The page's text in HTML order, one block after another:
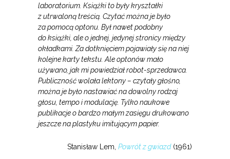
laboratorium. Książki to były kryształki
z utrwaloną treścią. Czytać można je było
za pomocą optonu. Był nawet podobny
do książki, ale o jednej, jedynej stronicy między
okładkami. Za dotknięciem pojawiały się na niej
kolejne karty tekstu. Ale optonów mało
używano, jak mi powiedział robot-sprzedawca.
Publiczność wolała lektony – czytały głośno,
można je było nastawiać na dowolny rodzaj
głosu, tempo i modulację. Tylko naukowe
publikacje o bardzo małym zasięgu drukowano
jeszcze na plastyku imitującym papier.
Stanisław Lem, Powrót z gwiazd(1961)